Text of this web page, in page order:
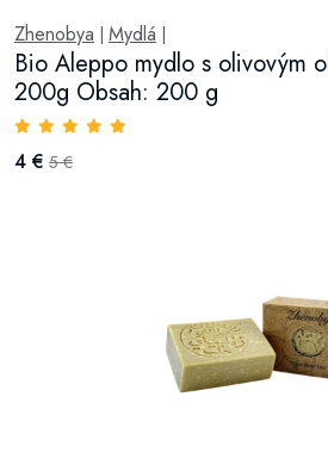
Zhenobya Mydlá
Bio Aleppo mydlo s olivovým
200g Obsah: 200 g
4 € 5 €